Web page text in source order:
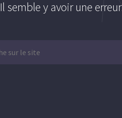
Il semble y avoir une